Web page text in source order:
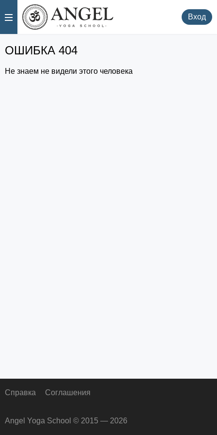
. Вход
ОШИБКА 404
Не знаем не видели этого человека
Справка Соглашения
Angel Yoga School © 2015 — 2026